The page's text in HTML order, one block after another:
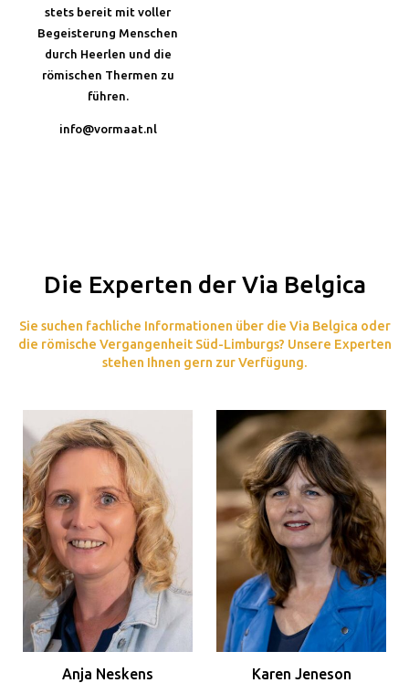
stets bereit mit voller
Begeisterung Menschen
durch Heerlen und die
römischen Thermen zu
führen.
info@vormaat.nl
Die Experten der Via Belgica
Sie suchen fachliche Informationen über die Via Belgica oder
die römische Vergangenheit Süd-Limburgs? Unsere Experten
stehen Ihnen gern zur Verfügung.
Anja Neskens Karen Jeneson